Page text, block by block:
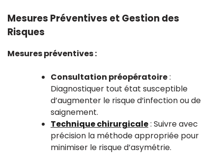
Mesures Préventives et Gestion des
Risques
Mesures préventives :
Consultation préopératoire:
Diagnostiquer tout état susceptible
d’augmenter le risque d’infection ou de
saignement.
Technique chirurgicale: Suivre avec
précision la méthode appropriée pour
minimiser le risque d’asymétrie.